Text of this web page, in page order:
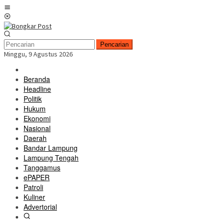
Loncat
ke
konten
Pencarian
Minggu, 9 Agustus 2026
Beranda
Headline
Politik
Hukum
Ekonomi
Nasional
Daerah
Bandar Lampung
Lampung Tengah
Tanggamus
ePAPER
Patroli
Kuliner
Advertorial